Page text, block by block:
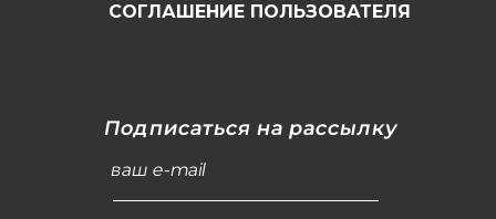
СОГЛАШЕНИЕ ПОЛЬЗОВАТЕЛЯ
Подписаться на рассылку
ваш e-mail